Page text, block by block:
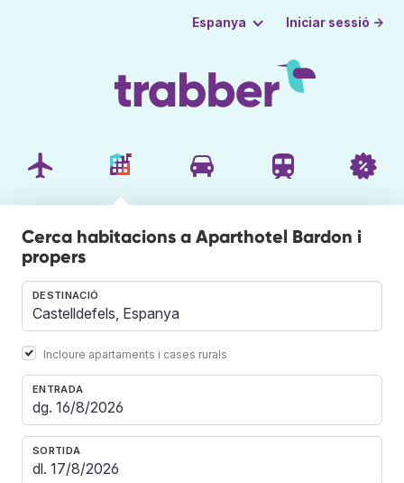
Espanya Iniciar sessió →
Cerca habitacions a Aparthotel Bardon i
propers
DESTINACIÓ
Incloure apartaments i cases rurals
ENTRADA
SORTIDA